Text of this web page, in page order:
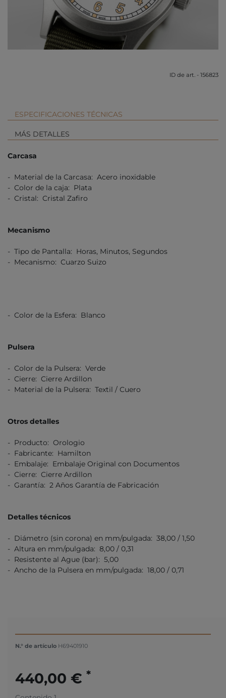
ID de art. - 156823
ESPECIFICACIONES TÉCNICAS
MÁS DETALLES
Carcasa
- Material de la Carcasa: Acero inoxidable
- Color de la caja: Plata
- Cristal: Cristal Zafiro
Mecanismo
- Tipo de Pantalla: Horas, Minutos, Segundos
- Mecanismo: Cuarzo Suizo
- Color de la Esfera: Blanco
Pulsera
- Color de la Pulsera: Verde
- Cierre: Cierre Ardillon
- Material de la Pulsera: Textil / Cuero
Otros detalles
- Producto: Orologio
- Fabricante: Hamilton
- Embalaje: Embalaje Original con Documentos
- Cierre: Cierre Ardillon
- Garantía: 2 Años Garantía de Fabricación
Detalles técnicos
- Diámetro (sin corona) en mm/pulgada: 38,00 / 1,50
- Altura en mm/pulgada: 8,00 / 0,31
- Resistente al Ague (bar): 5,00
- Ancho de la Pulsera en mm/pulgada: 18,00 / 0,71
N.° de artículo H69401910
440,00 € *